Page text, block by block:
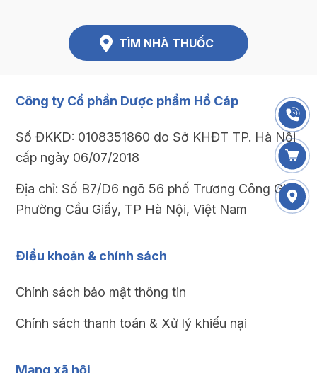
TÌM NHÀ THUỐC
Công ty Cổ phần Dược phẩm Hổ Cáp
Số ĐKKD: 0108351860 do Sở KHĐT TP. Hà Nội
cấp ngày 06/07/2018
Địa chỉ: Số B7/D6 ngõ 56 phố Trương Công Giai,
Phường Cầu Giấy, TP Hà Nội, Việt Nam
Điều khoản & chính sách
Chính sách bảo mật thông tin
Chính sách thanh toán & Xử lý khiếu nại
Mạng xã hội